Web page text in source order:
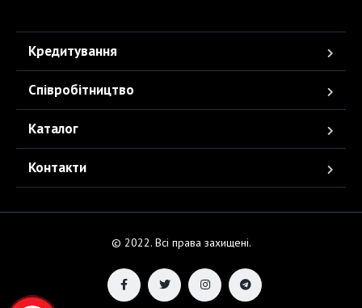
Кредитування
Співробітництво
Каталог
Контакти
© 2022. Всі права захищені.